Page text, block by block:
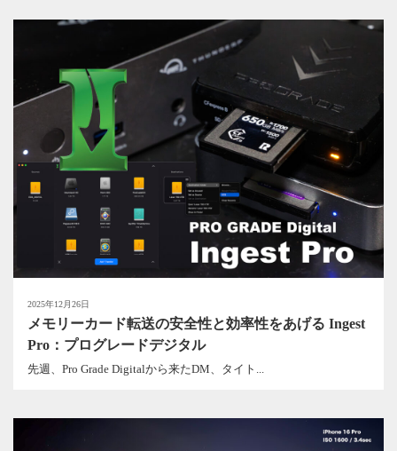
2025年12月26日
メモリーカード転送の安全性と効率性をあげる Ingest
Pro：プログレードデジタル
先週、Pro Grade Digitalから来たDM、タイト...